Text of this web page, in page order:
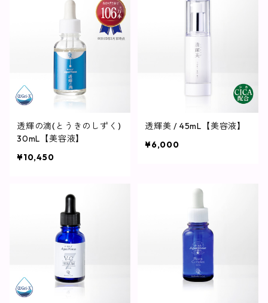
透輝の滴(とうきのしずく)
30mL【美容液】
¥10,450
透輝美 / 45mL【美容液】
¥6,000